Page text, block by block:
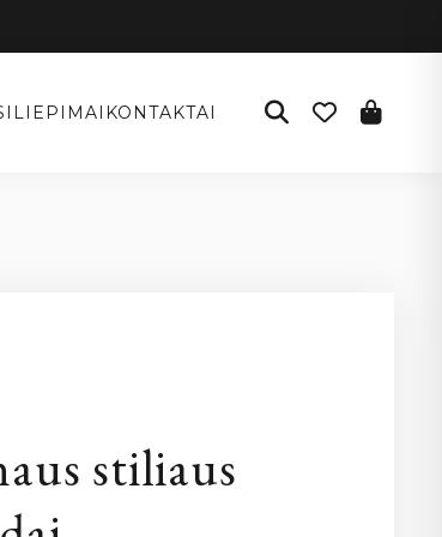
KONTAKTAI
stiliaus